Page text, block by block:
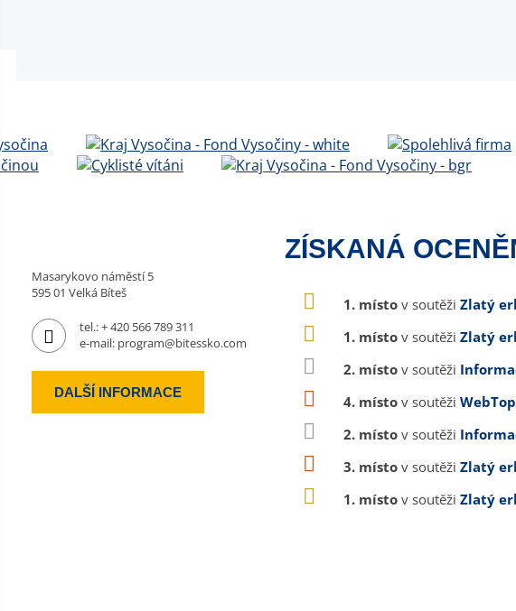
Masarykovo náměstí 5
595 01 Velká Bíteš
tel.:+ 420 566 789 311
e-mail: program@bitessko.com
DALŠÍ INFORMACE
ZÍSKANÁ
1. místo v soutěži Zlatý
1. místo v soutěži Zlatý
2. místo v soutěži
4. místo v soutěži
2. místo v soutěži
3. místo v soutěži Zlatý
1. místo v soutěži Zlatý